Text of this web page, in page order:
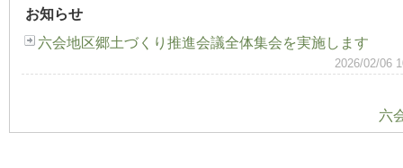
お知らせ
六会地区郷土づくり推進会議全体集会を実施します
2026/02/06
六